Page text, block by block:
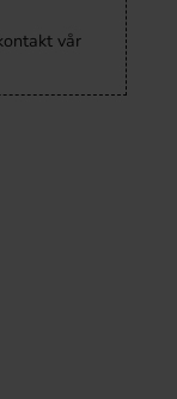
vår